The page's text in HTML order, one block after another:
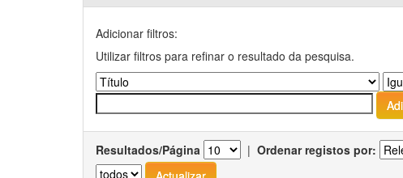
Adicionar filtros:
Utilizar filtros para refinar o resultado da pesquisa.
Resultados/Página | Ordenar registos por: